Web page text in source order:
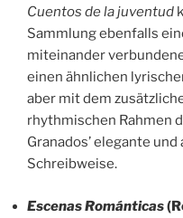
Cuentos de la juventud
Sammlung ebenfalls
miteinander
einen ähnlichen
aber mit dem
rhythmischen Rahmen
Granados’ elegante
Schreibweise.
Escenas Románticas